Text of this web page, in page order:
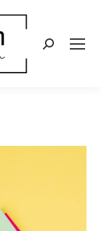
Szukaj: